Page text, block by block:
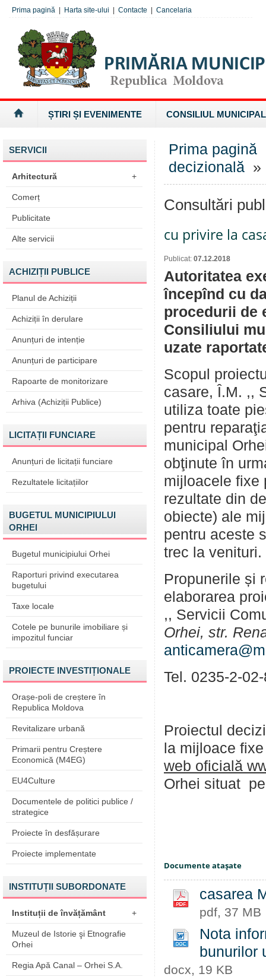
Prima pagină Harta site-ului Contacte Cancelaria
ȘTIRI ȘI EVENIMENTE CONSILIUL MUNICIPAL
SERVICII
Arhitectură +
Comerț
Publicitate
Alte servicii
ACHIZIȚII PUBLICE
Planul de Achiziții
Achiziții în derulare
Anunțuri de intenție
Anunțuri de participare
Rapoarte de monitorizare
Arhiva (Achiziții Publice)
LICITAȚII FUNCIARE
Anunțuri de licitații funciare
Rezultatele licitațiilor
BUGETUL MUNICIPIULUI
ORHEI
Bugetul municipiului Orhei
Raporturi privind executarea
bugetului
Taxe locale
Cotele pe bunurile imobiliare și
impozitul funciar
PROIECTE INVESTIȚIONALE
Orașe-poli de creștere în
Republica Moldova
Revitalizare urbană
Primarii pentru Creștere
Economică (M4EG)
EU4Culture
Documentele de politici publice /
strategice
Proiecte în desfășurare
Proiecte implementate
INSTITUȚII SUBORDONATE
Instituții de învățământ +
Muzeul de Istorie şi Etnografie
Orhei
Regia Apă Canal – Orhei S.A.
Prima pagină
decizională »
Consultări
cu privire la
Publicat: 07.12.2018
Autoritatea
începînd cu
procedurii de
Consiliului
uzate
Scopul
casare, Î.M. ,,
utiliza toate
pentru
municipal
obţinute în
mijloacele fixe
rezultate din
obiecte) ale
pentru aceste
trec la venituri.
Propunerile și
elaborarea
,, Servicii
Orhei, str.
Tel. 0235-2-
Proiectul
la mijloace
web oficială
Orhei situat
Documente ataşate
casarea
pdf, 37 MB
Nota
bunurilor
docx, 19 KB